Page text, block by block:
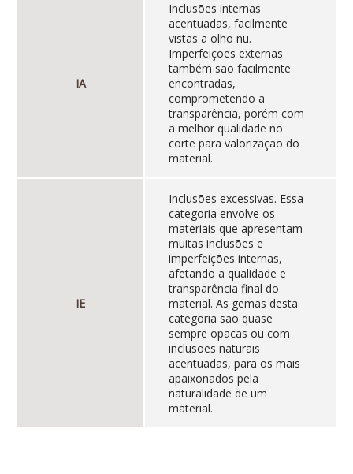
IA
Inclusões internas
acentuadas, facilmente
vistas a olho nu.
Imperfeições externas
também são facilmente
encontradas,
comprometendo a
transparência, porém com
a melhor qualidade no
corte para valorização do
material.
IE
Inclusões excessivas. Essa
categoria envolve os
materiais que apresentam
muitas inclusões e
imperfeições internas,
afetando a qualidade e
transparência final do
material. As gemas desta
categoria são quase
sempre opacas ou com
inclusões naturais
acentuadas, para os mais
apaixonados pela
naturalidade de um
material.